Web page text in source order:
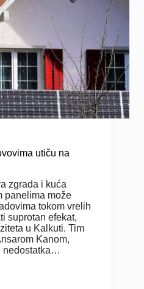
utiču na
zgrada i kuća
panelima može
tokom vrelih
suprotan efekat,
u Kalkuti. Tim
Kanom,
nedostatka…